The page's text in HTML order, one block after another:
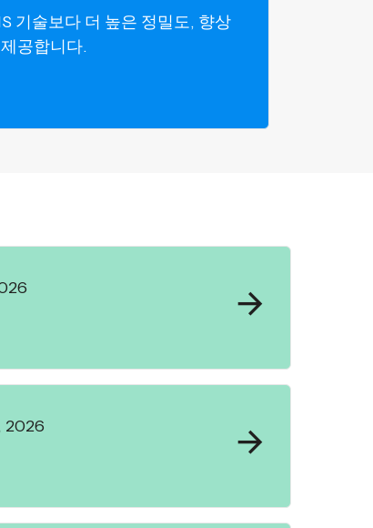
기술보다 더 높은 정밀도, 향상
공합니다.
2026